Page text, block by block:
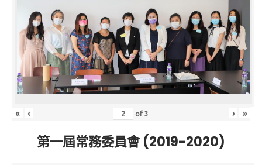
« ‹ of3 › »
第一屆常務委員會 (2019-2020)